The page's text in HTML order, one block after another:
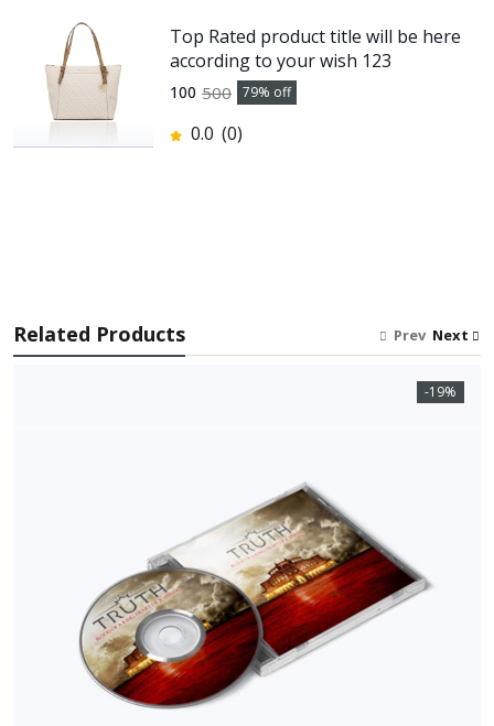
Top Rated product title will be here
according to your wish 123
100 500 79% off
0.0 (0)
Related Products
-19%
Prev Next